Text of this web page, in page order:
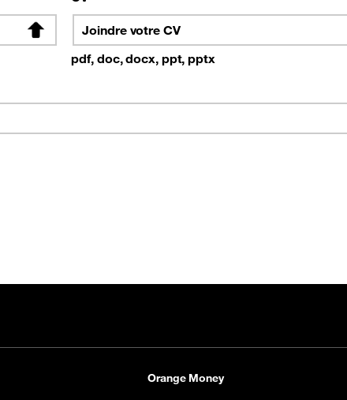
Joindre votre CV
pdf, doc, docx, ppt, pptx
Orange Money